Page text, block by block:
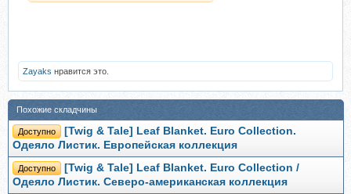
Zayaks нравится это.
Похожие складчины
Доступно
[Twig & Tale] Leaf Blanket. Euro Collection.
Одеяло Листик. Европейская коллекция
Доступно
[Twig & Tale] Leaf Blanket. Euro Collection /
Одеяло Листик. Северо-американская коллекция